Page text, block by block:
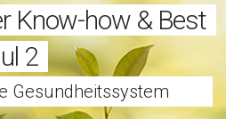
Know-how & Best
2
Gesundheitssystem